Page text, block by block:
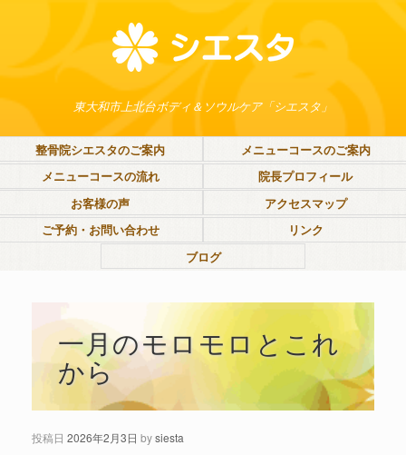
東大和市上北台ボディ＆ソウルケア「シエスタ」
整骨院シエスタのご案内
メニューコースのご案内
メニューコースの流れ
院長プロフィール
お客様の声
アクセスマップ
ご予約・お問い合わせ
リンク
ブログ
一月のモロモロとこれ
から
投稿日 2026年2月3日 bysiesta